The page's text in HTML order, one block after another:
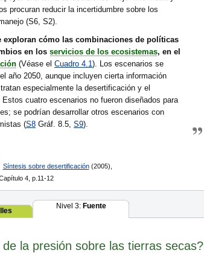
procuran reducir la incertidumbre sobre los
(S6, S2).
exploran cómo las combinaciones de políticas
en los servicios de los ecosistemas, en el
(Véase el Cuadro 4.1). Los escenarios se
año 2050, aunque incluyen cierta información
especialmente la desertificación y el
Estos cuatro escenarios no fueron diseñados para
se podrían desarrollar otros escenarios con
(S8 Gráf. 8.5, S9).
Síntesis sobre desertificación(2005),
4, p.11-12
Nivel 3: Fuente
la presión sobre las tierras secas?